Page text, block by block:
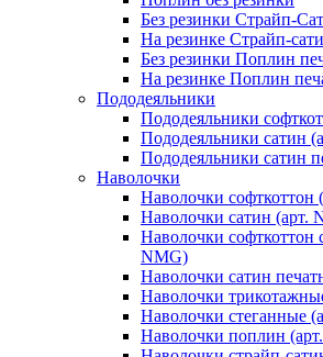
Без резинки Страйп-
На резинке Страйп-
Без резинки Поплин
На резинке Поплин
Пододеяльники
Пододеяльники
Пододеяльники сатин
Пододеяльники сатин
Наволочки
Наволочки софткоттон
Наволочки сатин (арт.
Наволочки софткоттон
NMG)
Наволочки сатин
Наволочки
Наволочки стеганные
Наволочки поплин